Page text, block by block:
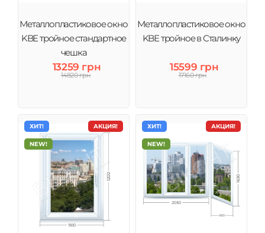
Металлопластиковое окно
KBE тройное стандартное
чешка
13259 грн
14820 грн
Металлопластиковое окно
KBE тройное в Сталинку
15599 грн
17160 грн
АКЦИЯ!
ХИТ!
NEW!
АКЦИЯ!
ХИТ!
NEW!